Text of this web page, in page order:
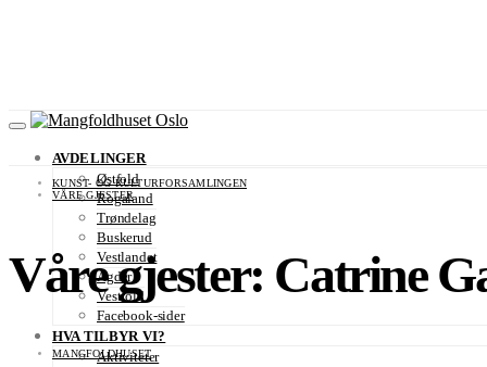
AVDELINGER
Østfold
Rogaland
Trøndelag
Buskerud
Vestlandet
Agder
Vestfold
Facebook-sider
HVA TILBYR VI?
Aktiviteter
KUNST- OG KULTURFORSAMLINGEN
VÅRE GJESTER
Våre gjester: Catrine
MANGFOLDHUSET